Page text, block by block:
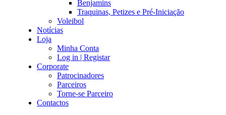
Benjamins
Traquinas, Petizes e Pré-Iniciação
Voleibol
Notícias
Loja
Minha Conta
Log in | Registar
Corporate
Patrocinadores
Parceiros
Torne-se Parceiro
Contactos